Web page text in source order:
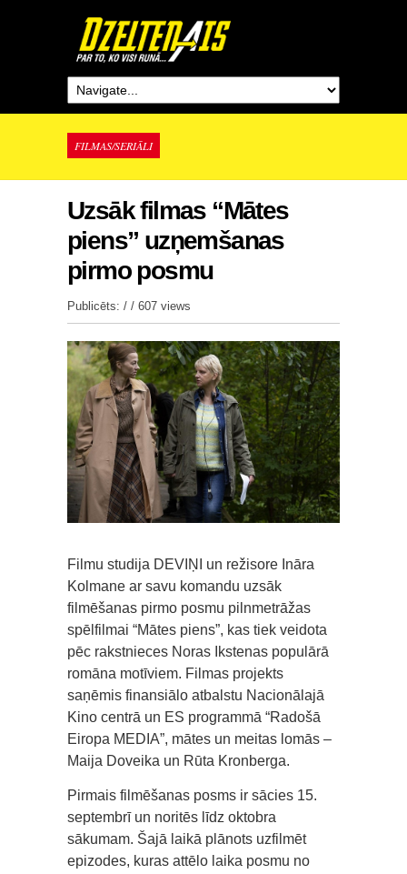
FILMAS/SERIĀLI
Uzsāk filmas “Mātes
piens” uzņemšanas
pirmo posmu
Publicēts: / / 607 views
Filmu studija DEVIŅI un režisore Ināra
Kolmane ar savu komandu uzsāk
filmēšanas pirmo posmu pilnmetrāžas
spēlfilmai “Mātes piens”, kas tiek veidota
pēc rakstnieces Noras Ikstenas populārā
romāna motīviem. Filmas projekts
saņēmis finansiālo atbalstu Nacionālajā
Kino centrā un ES programmā “Radošā
Eiropa MEDIA”, mātes un meitas lomās –
Maija Doveika un Rūta Kronberga.
Pirmais filmēšanas posms ir sācies 15.
septembrī un noritēs līdz oktobra
sākumam. Šajā laikā plānots uzfilmēt
epizodes, kuras attēlo laika posmu no